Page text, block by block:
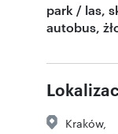
park / las,
autobus,
Kraków,